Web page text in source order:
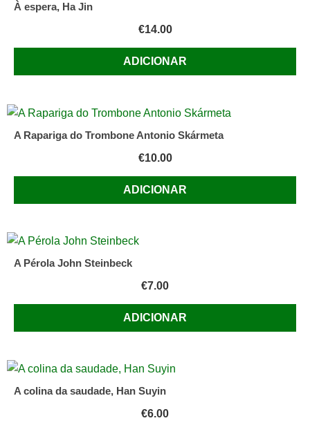
À espera, Ha Jin
€14.00
ADICIONAR
A Rapariga do Trombone Antonio Skármeta
€10.00
ADICIONAR
A Pérola John Steinbeck
€7.00
ADICIONAR
A colina da saudade, Han Suyin
€6.00